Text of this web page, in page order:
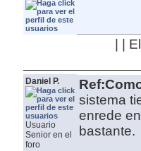
| |
Daniel P.
Usuario
Senior en el
foro
sistema
enrede
bastante.